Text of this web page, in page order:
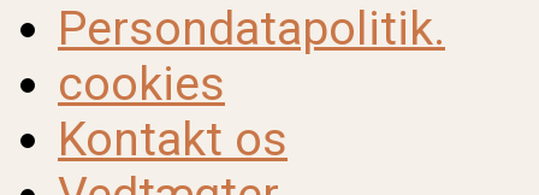
Persondatapolitik.
cookies
Kontakt os